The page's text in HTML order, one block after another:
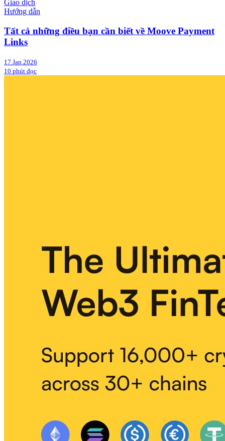
Giao dịch
Hướng dẫn
Tất cả những điều bạn cần biết về Moove Payment
Links
17 Jan 2026
10 phút đọc